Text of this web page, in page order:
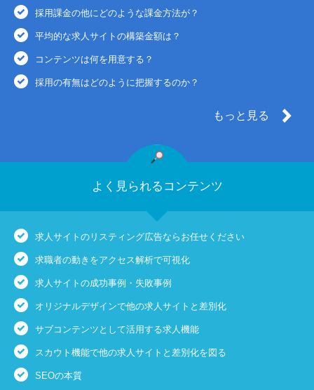
採用課金の他にどのような課金方法が？
平均的な求人サイトの構築金額は？
コンテンツは何を用意する？
採用の有無はどのように把握するのか？
もっと見る
よく見られるコンテンツ
求人サイトのリスティング広告ならお任せください
求職者の動きをアクセス解析で可視化
求人サイトの成功事例・失敗事例
オリジナルデザインで他の求人サイトと差別化
サブコンテンツとして活用する求人機能
スカウト機能で他の求人サイトと差別化を図る
SEOの本質